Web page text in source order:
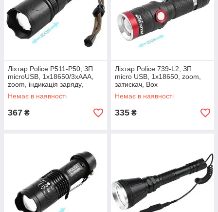
Ліхтар Police P511-P50, ЗП
microUSB, 1x18650/3xAAA,
zoom, індикація заряду,
ремінець, Box
Немає в наявності
367 ₴
Ліхтар Police 739-L2, ЗП
micro USB, 1х18650, zoom,
затискач, Box
Немає в наявності
335 ₴